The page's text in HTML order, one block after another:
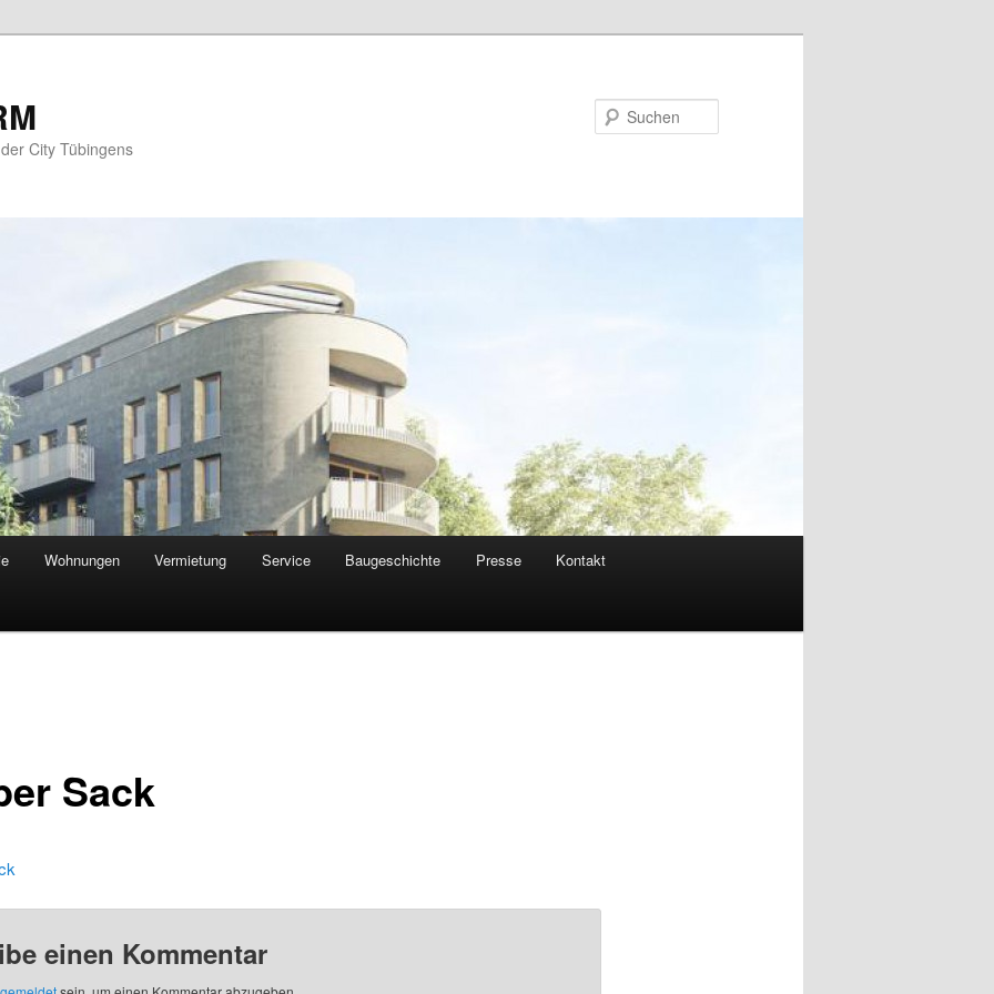
City Tübingens
Wohnungen Vermietung Service Baugeschichte Presse Kontakt
Sack
einen Kommentar